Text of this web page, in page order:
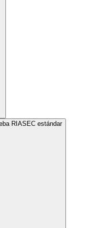
RIASEC estándar